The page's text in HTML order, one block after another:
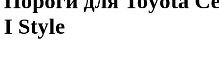
I Style